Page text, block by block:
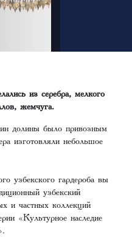
из серебра, мелкого
жемчуга.
долины было привозным
изготовляли небольшое
узбекского гардероба вы
узбекский
и частных коллекций
«Культурное наследие